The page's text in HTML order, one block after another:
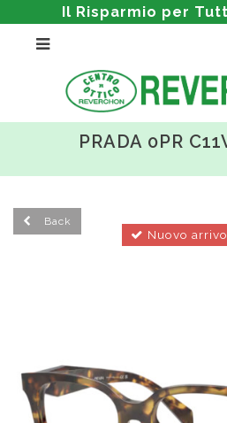
Il Risparmio per
PRADA 0PR
Nuovo arrivo
Back